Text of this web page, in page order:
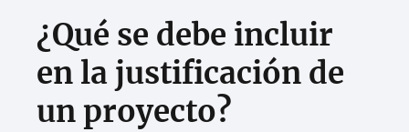
¿Qué se debe incluir
en la justificación de
un proyecto?